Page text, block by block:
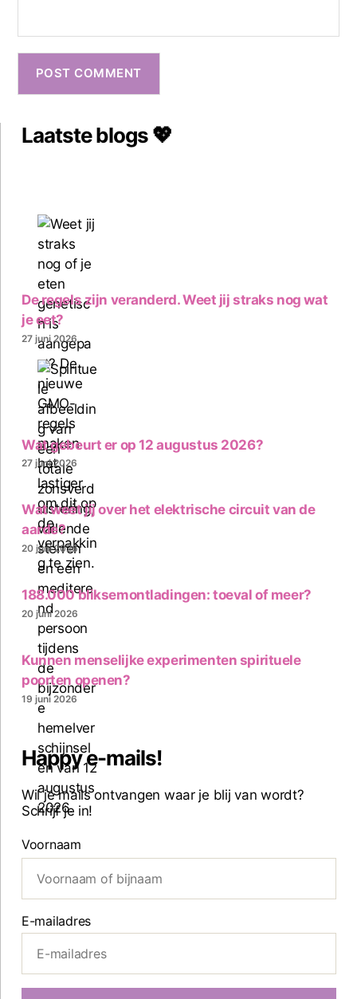
Laatste blogs 💖
De regels zijn veranderd. Weet jij straks nog wat
je eet?
27 juni 2026
Wat gebeurt er op 12 augustus 2026?
27 juni 2026
Wat weet jij over het elektrische circuit van de
aarde?
20 juni 2026
188.000 bliksemontladingen: toeval of meer?
20 juni 2026
Kunnen menselijke experimenten spirituele
poorten openen?
19 juni 2026
Happy e-mails!
Wil je mails ontvangen waar je blij van wordt?
Schrijf je in!
Voornaam
E-mailadres